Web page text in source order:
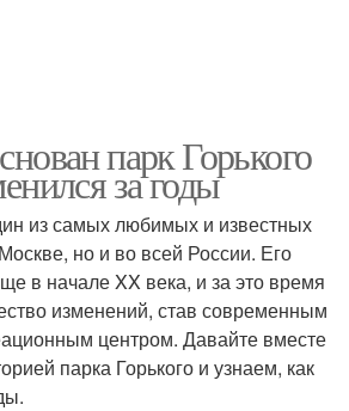
парк Горького
за годы
из самых любимых и известных
но и во всей России. Его
в начале XX века, и за это время
изменений, став современным
центром. Давайте вместе
парка Горького и узнаем, как